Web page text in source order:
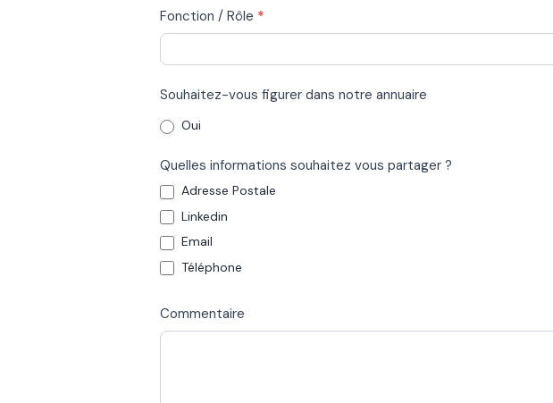
Fonction / Rôle *
Souhaitez-vous figurer dans notre annuaire
Oui
Quelles informations souhaitez vous partager ?
Adresse Postale
Linkedin
Email
Téléphone
Commentaire